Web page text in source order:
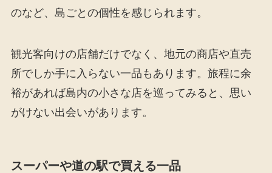
のなど、島ごとの個性を感じられます。
観光客向けの店舗だけでなく、地元の商店や直売
所でしか手に入らない一品もあります。旅程に余
裕があれば島内の小さな店を巡ってみると、思い
がけない出会いがあります。
スーパーや道の駅で買える一品